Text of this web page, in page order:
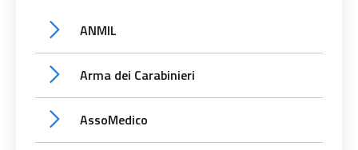
ANMIL
Arma dei Carabinieri
AssoMedico